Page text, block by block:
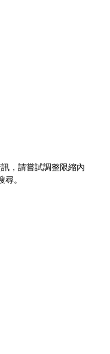
，請嘗試調整限縮內
。